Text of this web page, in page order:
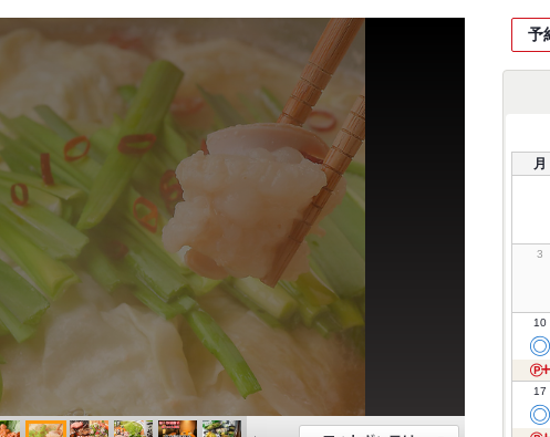
予
月
3
10
◎
17
◎